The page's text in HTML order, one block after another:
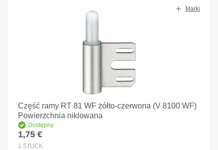
Marki
Część ramy RT 81 WF żółto-czerwona (V 8100 WF)
Powierzchnia niklowana
Dostępny
Cena regularna:
1,75 €
1 STÜCK